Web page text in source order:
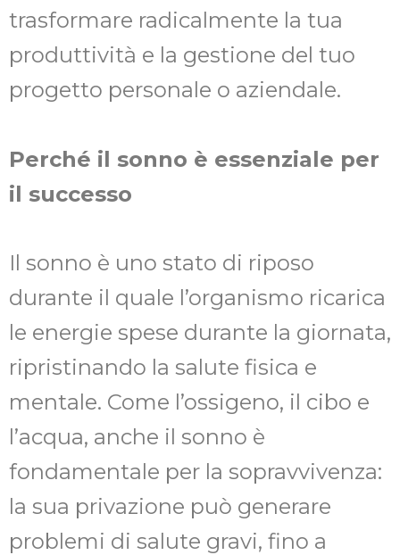
trasformare radicalmente la tua
produttività e la gestione del tuo
progetto personale o aziendale.
Perché il sonno è essenziale per
il successo
Il sonno è uno stato di riposo
durante il quale l’organismo ricarica
le energie spese durante la giornata,
ripristinando la salute fisica e
mentale. Come l’ossigeno, il cibo e
l’acqua, anche il sonno è
fondamentale per la sopravvivenza:
la sua privazione può generare
problemi di salute gravi, fino a